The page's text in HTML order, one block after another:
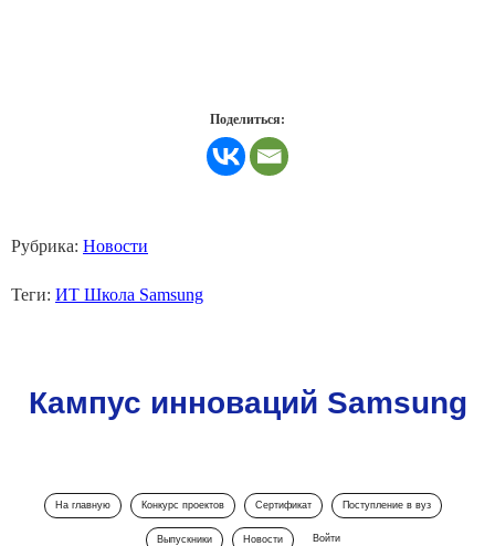
Поделиться:
Рубрика: Новости
Теги: ИТ Школа Samsung
Кампус инноваций Samsung
На главную Конкурс проектов Сертификат Поступление в вуз
Выпускники Новости Войти